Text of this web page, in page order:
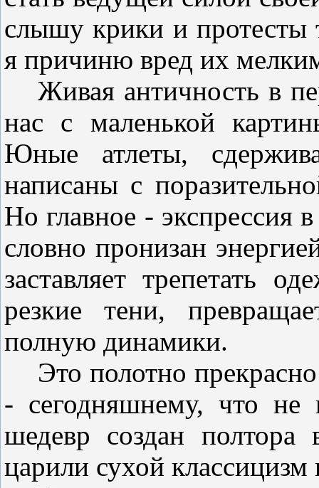
слышу крики и
я причиню вред их
Живая античность в
нас с маленькой
Юные атлеты,
написаны с
Но главное - экспрессия
словно пронизан
заставляет трепетать
резкие тени,
полную динамики.
Это полотно
- сегодняшнему, что не
шедевр создан полтора
царили сухой классицизм